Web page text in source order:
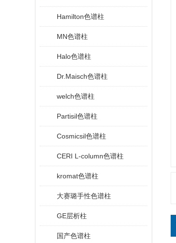
Hamilton色谱柱
MN色谱柱
Halo色谱柱
Dr.Maisch色谱柱
welch色谱柱
Partisil色谱柱
Cosmicsil色谱柱
CERI L-column色谱柱
kromat色谱柱
大赛璐手性色谱柱
GE层析柱
国产色谱柱